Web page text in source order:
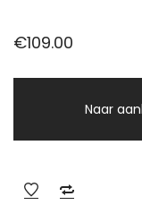
€109.00
Naar